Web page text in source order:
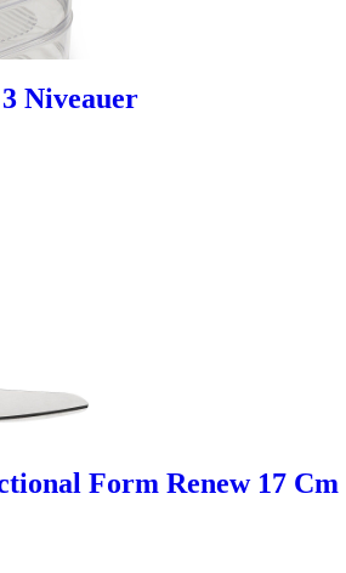
Niveauer
Form Renew 17 Cm